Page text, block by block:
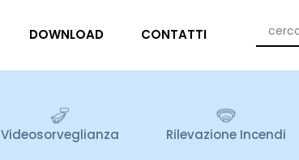
DOWNLOAD CONTATTI
Videosorveglianza Rilevazione Incendi